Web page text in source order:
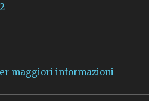
maggiori informazioni